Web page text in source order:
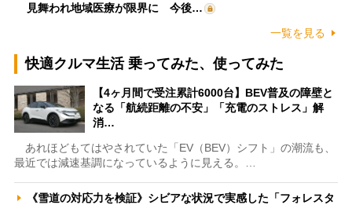
見舞われ地域医療が限界に 今後…
一覧を見る
快適クルマ生活 乗ってみた、使ってみた
【4ヶ月間で受注累計6000台】BEV普及の障壁と
なる「航続距離の不安」「充電のストレス」解
消…
あれほどもてはやされていた「EV（BEV）シフト」の潮流も、
最近では減速基調になっているように見える。…
《雪道の対応力を検証》シビアな状況で実感した「フォレスタ